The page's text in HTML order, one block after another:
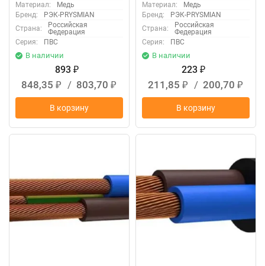
Материал:
Медь
Бренд:
РЭК-PRYSMIAN
Страна:
Российская
Федерация
Серия:
ПВС
В наличии
893 ₽
848,35 ₽ / 803,70 ₽
В корзину
Материал:
Медь
Бренд:
РЭК-PRYSMIAN
Страна:
Российская
Федерация
Серия:
ПВС
В наличии
223 ₽
211,85 ₽ / 200,70 ₽
В корзину